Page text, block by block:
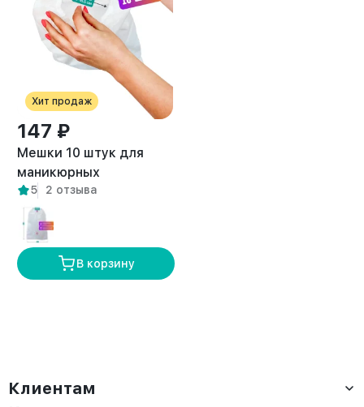
Хит продаж
147 ₽
Мешки 10 штук для
маникюрных
пылесосов
универсальные
5 2 отзыва
В корзину
Клиентам